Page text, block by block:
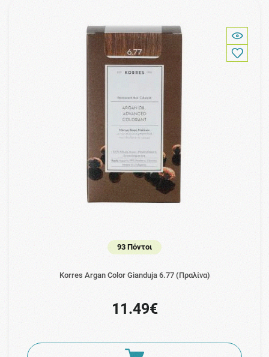
93 Πόντοι
Korres Argan Color Gianduja 6.77 (Πραλίνα)
11.49€